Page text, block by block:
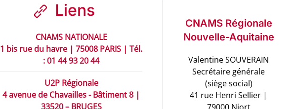
Liens
CNAMS NATIONALE
1 bis rue du havre | 75008 PARIS | Tél.
: 01 44 93 20 44
U2P Régionale
4 avenue de Chavailles - Bâtiment 8 |
33520 – BRUGES
CNAMS Régionale
Nouvelle-Aquitaine
Valentine SOUVERAIN
Secrétaire générale
(siège social)
41 rue Henri Sellier |